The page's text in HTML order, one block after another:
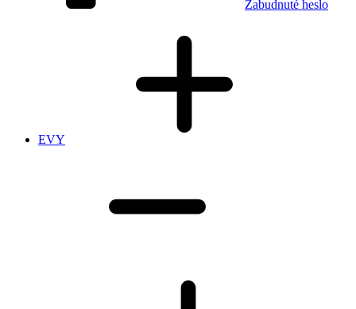
Zabudnuté heslo
EVY